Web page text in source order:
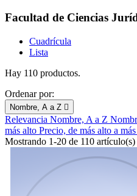
Facultad de Ciencias
Cuadrícula
Lista
Hay 110 productos.
Ordenar por:
Nombre, A a Z 
Relevancia Nombre, A a Z
más alto Precio, de más alto a
Mostrando 1-20 de 110 artículo(s)